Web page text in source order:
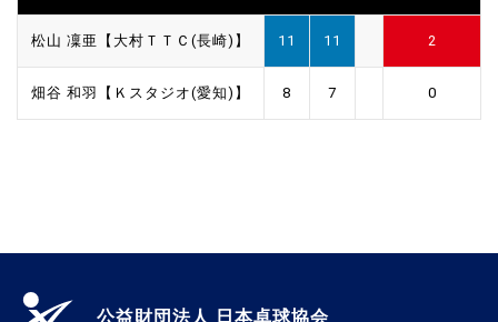
松山 凜亜【大村ＴＴＣ(長崎)】 11 11 2
畑谷 和羽【Ｋスタジオ(愛知)】 8 7 0
公益財団法人 日本卓球協会